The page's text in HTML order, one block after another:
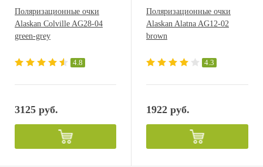
Поляризационные очки
Alaskan Colville AG28-04
green-grey
4.8
3125 руб.
Поляризационные очки
Alaskan Alatna AG12-02
brown
4.3
1922 руб.